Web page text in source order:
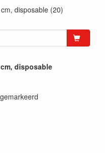
disposable (20)
disposable